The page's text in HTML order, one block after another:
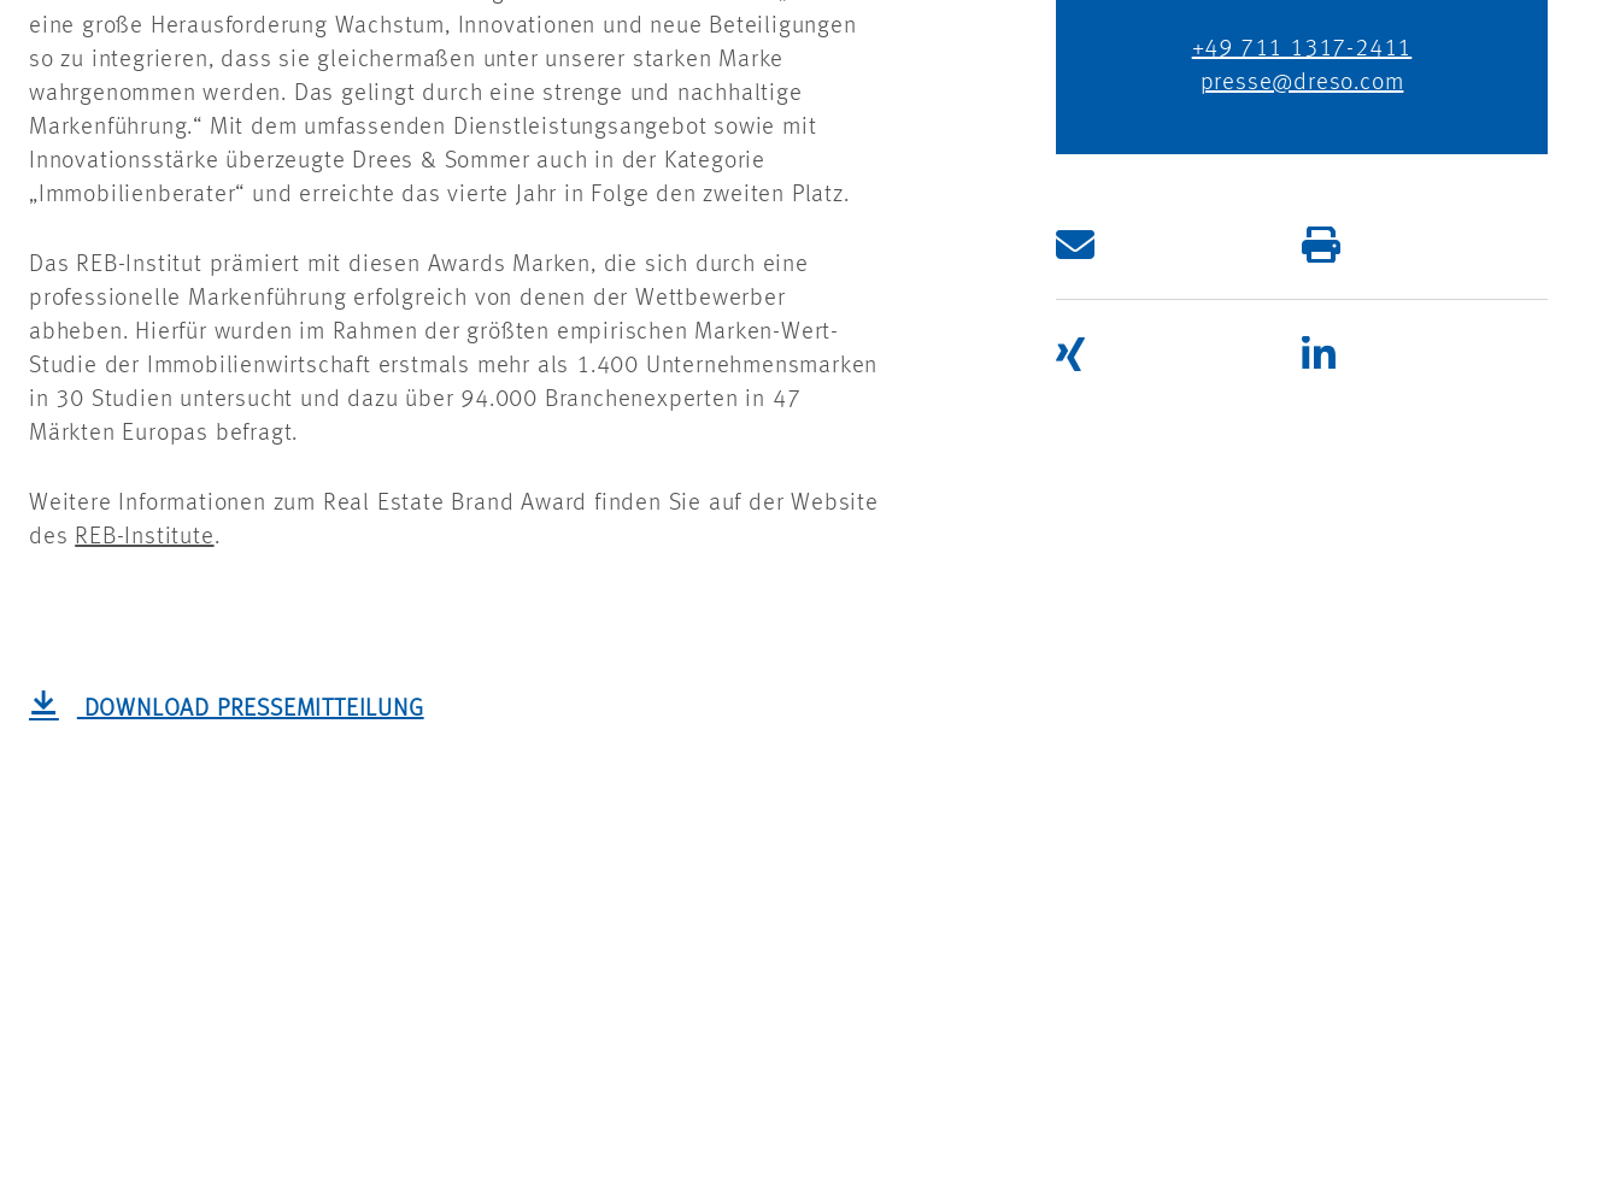
eine große Herausforderung Wachstum, Innovationen und neue Beteiligungen
so zu integrieren, dass sie gleichermaßen unter unserer starken Marke
wahrgenommen werden. Das gelingt durch eine strenge und nachhaltige
Markenführung.“ Mit dem umfassenden Dienstleistungsangebot sowie mit
Innovationsstärke überzeugte Drees & Sommer auch in der Kategorie
„Immobilienberater“ und erreichte das vierte Jahr in Folge den zweiten Platz.
Das REB-Institut prämiert mit diesen Awards Marken, die sich durch eine
professionelle Markenführung erfolgreich von denen der Wettbewerber
abheben. Hierfür wurden im Rahmen der größten empirischen Marken-Wert-
Studie der Immobilienwirtschaft erstmals mehr als 1.400 Unternehmensmarken
in 30 Studien untersucht und dazu über 94.000 Branchenexperten in 47
Märkten Europas befragt.
Weitere Informationen zum Real Estate Brand Award finden Sie auf der Website
des REB-Institute.
DOWNLOAD PRESSEMITTEILUNG
+49 711 1317-2411
presse@dreso.com